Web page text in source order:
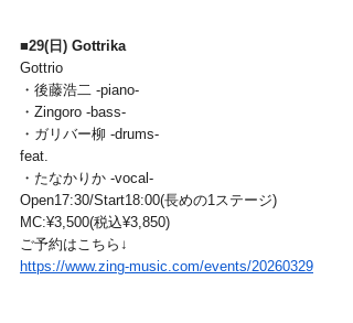
■29(日) Gottrika
Gottrio
・後藤浩二 -piano-
・Zingoro -bass-
・ガリバー柳 -drums-
feat.
・たなかりか -vocal-
Open17:30/Start18:00(長めの1ステージ)
MC:¥3,500(税込¥3,850)
ご予約はこちら↓
https://www.zing-music.com/events/20260329